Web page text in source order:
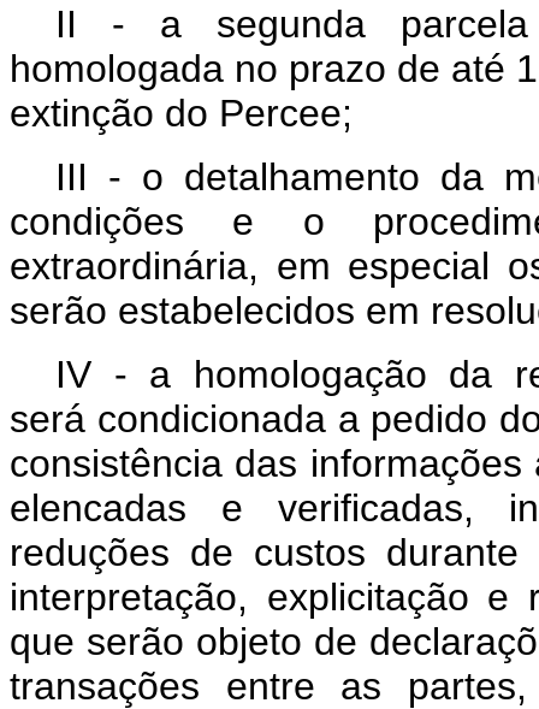
II - a segunda
homologada no prazo de até
extinção do Percee;
III - o detalhamento da
condições e o
extraordinária, em especial
serão estabelecidos em
IV - a homologação da
será condicionada a pedido
consistência das
elencadas e verificadas,
reduções de custos
interpretação, explicitação e
que serão objeto de
transações entre as